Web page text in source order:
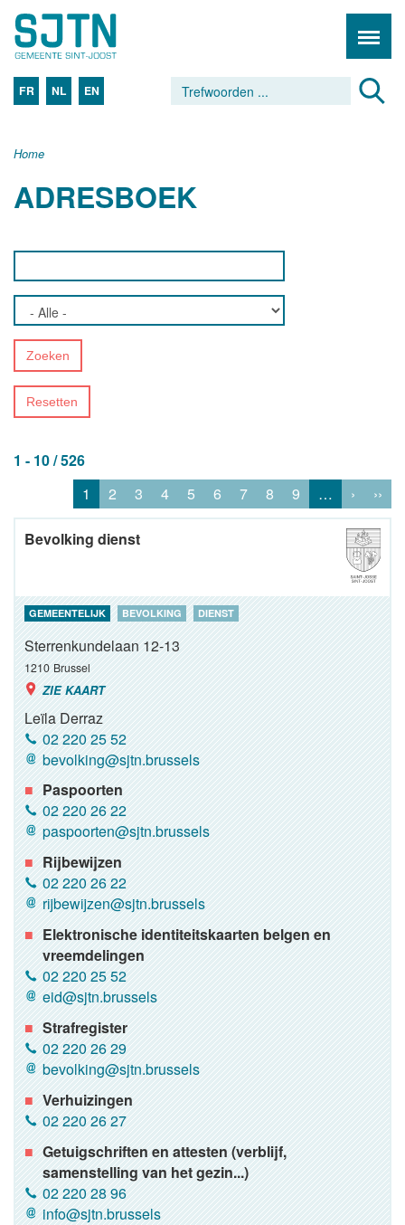
FR NL EN
Home
ADRESBOEK
Zoeken
Resetten
1 - 10 / 526
1
2 3 4 5 6 7 8 9 … › ››
Bevolking dienst
GEMEENTELIJK BEVOLKING DIENST
Sterrenkundelaan 12-13
1210 Brussel
ZIE KAART
Leïla Derraz
02 220 25 52
bevolking@sjtn.brussels
Paspoorten
02 220 26 22
paspoorten@sjtn.brussels
Rijbewijzen
02 220 26 22
rijbewijzen@sjtn.brussels
Elektronische identiteitskaarten belgen en
vreemdelingen
02 220 25 52
eid@sjtn.brussels
Strafregister
02 220 26 29
bevolking@sjtn.brussels
Verhuizingen
02 220 26 27
Getuigschriften en attesten (verblijf,
samenstelling van het gezin...)
02 220 28 96
info@sjtn.brussels